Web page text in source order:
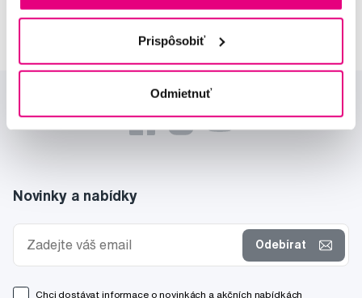
Prispôsobiť
Odmietnuť
starostlivosti
Novinky a nabídky
Odebírat
Chci dostávat informace o novinkách a akčních nabídkách